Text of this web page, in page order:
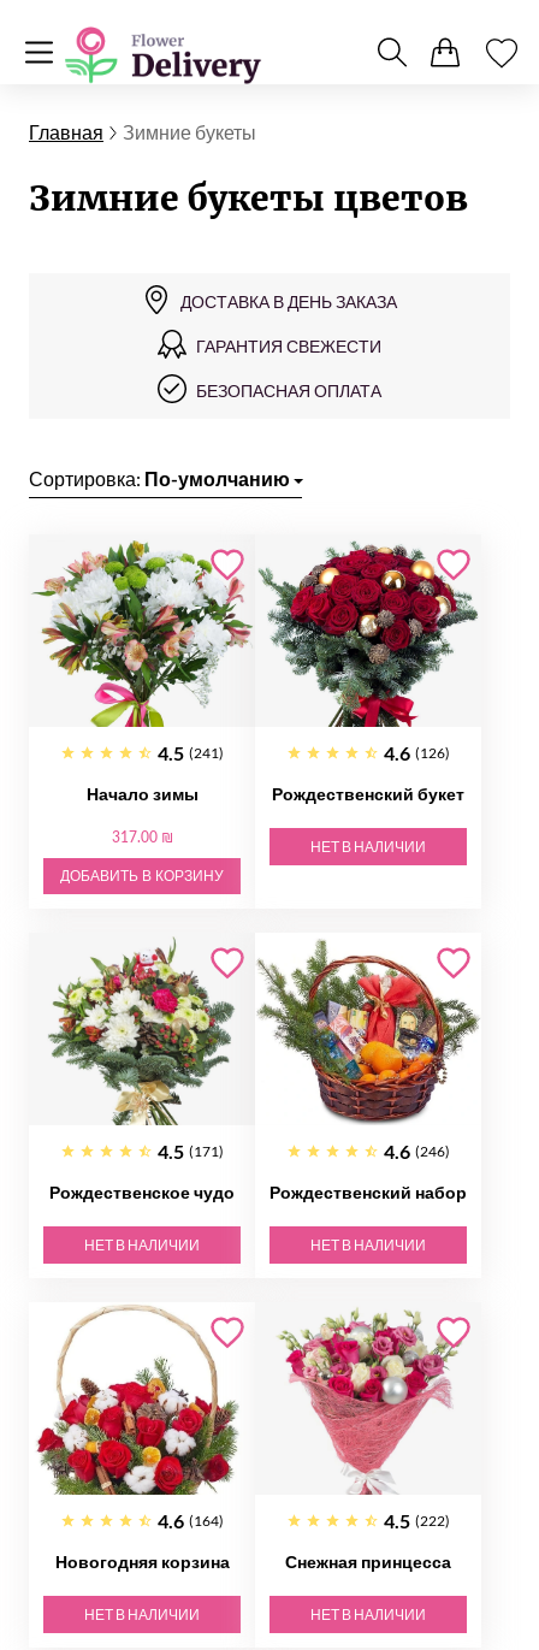
Главная Зимние букеты
Зимние букеты цветов
ДОСТАВКА В ДЕНЬ ЗАКАЗА
ГАРАНТИЯ СВЕЖЕСТИ
БЕЗОПАСНАЯ ОПЛАТА
Сортировка: По-умолчанию
4.5 (241)
Начало зимы
317.00 ₪
ДОБАВИТЬ В КОРЗИНУ
4.6 (126)
Рождественский букет
НЕТ В НАЛИЧИИ
4.5 (171)
Рождественское чудо
НЕТ В НАЛИЧИИ
4.6 (246)
Рождественский набор
НЕТ В НАЛИЧИИ
4.6 (164)
Новогодняя корзина
НЕТ В НАЛИЧИИ
4.5 (222)
Снежная принцесса
НЕТ В НАЛИЧИИ